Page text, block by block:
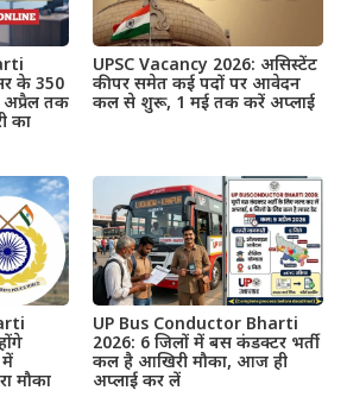
के 350
तक
का
UPSC Vacancy 2026: असिस्टेंट
कीपर समेत कई पदों पर आवेदन
कल से शुरू, 1 मई तक करें अप्लाई
मौका
UP Bus Conductor Bharti
2026: 6 जिलों में बस कंडक्टर भर्ती
कल है आखिरी मौका, आज ही
अप्लाई कर लें